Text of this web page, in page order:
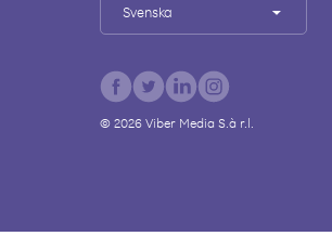
Svenska
© 2026Viber Media S.à r.l.